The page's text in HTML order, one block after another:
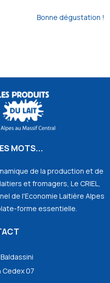
Bonne dégustation !
MOTS...
de la production et de
et fromagers, Le CRIEL,
de l'Economie Laitière Alpes
forme essentielle.
Cedex 07